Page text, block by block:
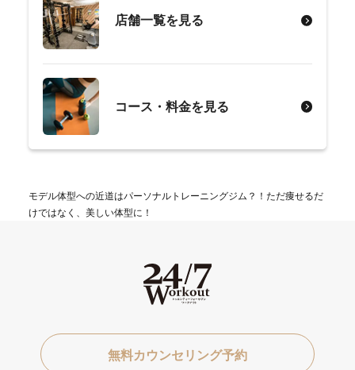
店舗一覧を見る
コース・料金を見る
モデル体型への近道はパーソナルトレーニングジム？！ただ痩せるだ
けではなく、美しい体型に！
無料カウンセリング予約